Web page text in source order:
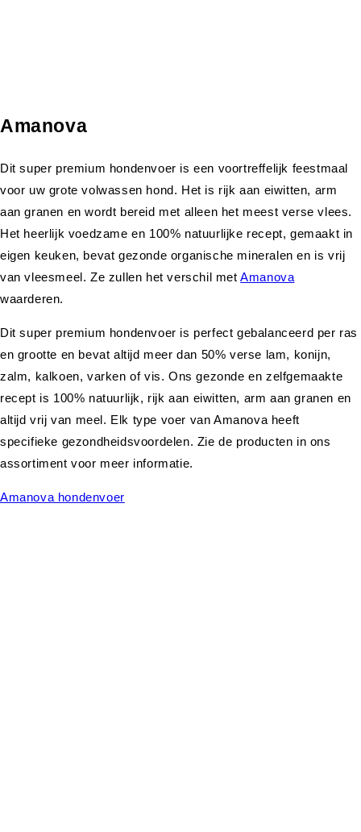
Amanova
Dit super premium hondenvoer is een voortreffelijk feestmaal
voor uw grote volwassen hond. Het is rijk aan eiwitten, arm
aan granen en wordt bereid met alleen het meest verse vlees.
Het heerlijk voedzame en 100% natuurlijke recept, gemaakt in
eigen keuken, bevat gezonde organische mineralen en is vrij
van vleesmeel. Ze zullen het verschil metAmanova
waarderen.
Dit super premium hondenvoer is perfect gebalanceerd per ras
en grootte en bevat altijd meer dan 50% verse lam, konijn,
zalm, kalkoen, varken of vis. Ons gezonde en zelfgemaakte
recept is 100% natuurlijk, rijk aan eiwitten, arm aan granen en
altijd vrij van meel. Elk type voer van Amanova heeft
specifieke gezondheidsvoordelen. Zie de producten in ons
assortiment voor meer informatie.
Amanova hondenvoer